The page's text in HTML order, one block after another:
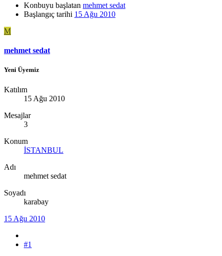
Konbuyu başlatan mehmet sedat
Başlangıç tarihi 15 Ağu 2010
M
mehmet sedat
Yeni Üyemiz
Katılım
15 Ağu 2010
Mesajlar
3
Konum
İSTANBUL
Adı
mehmet sedat
Soyadı
karabay
15 Ağu 2010
#1